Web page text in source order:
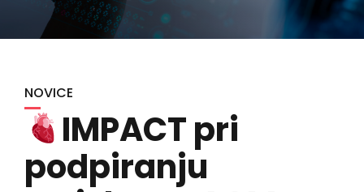
NOVICE
IMPACT pri
podpiranju